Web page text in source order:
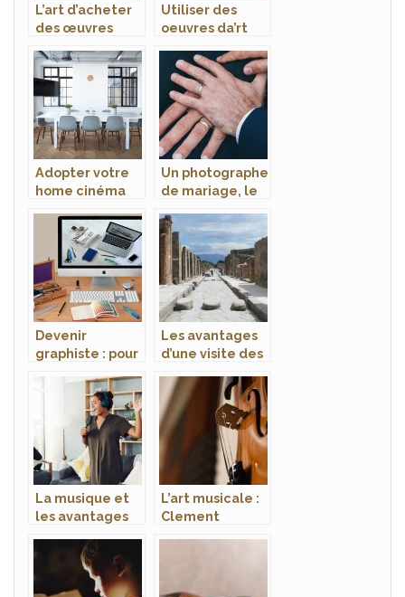
L’art d’acheter
des œuvres
en ligne
Utiliser des
oeuvres da’rt
d’une
entreprise
Adopter votre
home cinéma
fêtes en famille
Un photographe
de mariage, le
meilleur pour
vous
Devenir
graphiste : pour
Les avantages
d’une visite des
historiques pour
les enfants ?
La musique et
les avantages
L’art musicale :
Clement